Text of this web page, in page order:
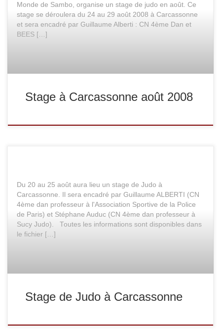
Monde de Sambo, organise un stage de judo en août. Ce
stage se déroulera du 24 au 29 août 2008 à Carcassonne
et sera encadré par Guillaume Alberti : CN 4ème Dan et
BEES […]
Stage à Carcassonne août 2008
Du 20 au 25 août aura lieu un stage de Judo à
Carcassonne. Il sera encadré par Guillaume ALBERTI (CN
4ème dan professeur à l'Association Sportive de la Police
de Paris) et Stéphane Auduc (CN 4ème dan professeur à
Sucy Judo). Toutes les informations sont disponibles dans
le fichier […]
Stage de Judo à Carcassonne